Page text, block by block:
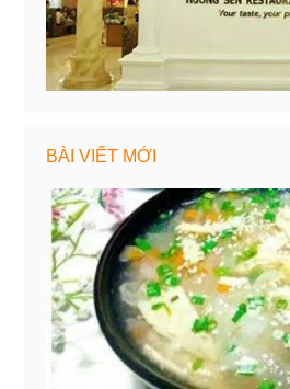
BÀI VIẾT MỚI